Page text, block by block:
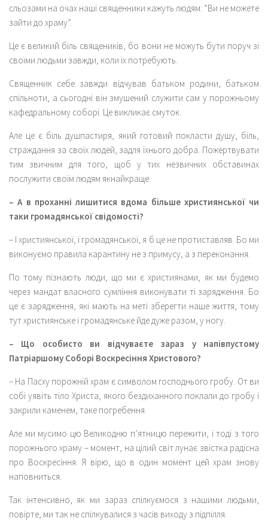
сльозами на очах наші священники кажуть людям: “Ви не можете
зайти до храму”.
Це є великий біль священиків, бо вони не можуть бути поруч зі
своїми людьми завжди, коли їх потребують.
Священник себе завжди відчував батьком родини, батьком
спільноти, а сьогодні він змушений служити сам у порожньому
кафедральному соборі. Це викликає смуток.
Але це є біль душпастиря, який готовий покласти душу, біль,
страждання за своїх людей, задля їхнього добра. Пожертвувати
тим звичним для того, щоб у тих незвичних обставинах
послужити своїм людям якнайкраще.
– А в проханні лишитися вдома більше християнської чи
таки громадянської свідомості?
– І християнської, і громадянської, я б це не протиставляв. Бо ми
виконуємо правила карантину не з примусу, а з переконання.
По тому пізнають люди, що ми є християнами, як ми будемо
через мандат власного сумління виконувати ті зарядження. Бо
це є зарядження, які мають на меті зберегти наше життя, тому
тут християнське і громадянське йде дуже разом, у ногу.
– Що особисто ви відчуваєте зараз у напівпустому
Патріаршому Соборі Воскресіння Христового?
– На Пасху порожній храм є символом господнього гробу. От ви
собі уявіть тіло Христа, якого бездиханного поклали до гробу і
закрили каменем, таке погребення.
Але ми мусимо цю Великодню п’ятницю пережити, і тоді з того
порожнього храму – момент, на цілий світ лунає звістка радісна
про Воскресіння. Я вірю, що в один момент цей храм знову
наповниться.
Так інтенсивно, як ми зараз спілкуємося з нашими людьми,
повірте, ми так не спілкувалися з часів виходу з підпілля.